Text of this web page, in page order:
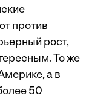
против
рост,
То же
а в
50